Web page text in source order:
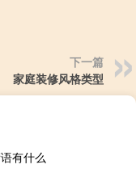
下一篇
家庭装修风格类型
有什么